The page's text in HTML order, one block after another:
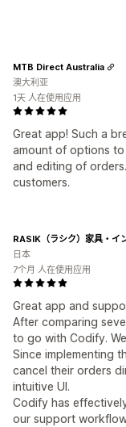
Great app! Such a
amount of options
and editing of
customers.
MTB Direct Australia
澳大利亚
1天 人在使用应用
Great app and
After comparing
to go with Codify.
Since implementing
cancel their orders
intuitive UI.
Codify has
our support
RASIK（ラシク）家具・イ
日本
7个月 人在使用应用